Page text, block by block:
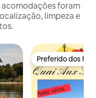
acomodações foram
limpeza e
Preferido dos
Preferido dos